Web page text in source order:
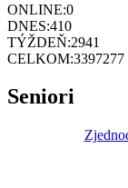
ONLINE:0
DNES:410
TÝŽDEŇ:2941
CELKOM:3397277
Seniori